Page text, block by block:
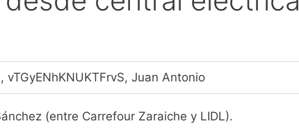
Juan Antonio
(entre Carrefour Zaraiche y LIDL).